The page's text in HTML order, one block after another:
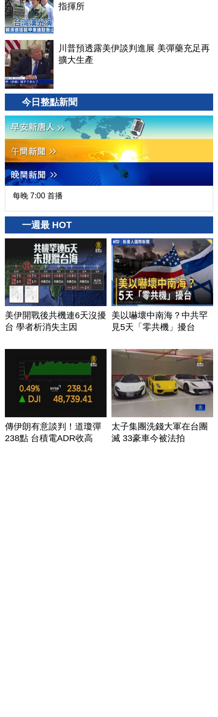
指揮所
川普預透露美伊談判進展 美彈藥充足再
擴大生產
今日整點新聞
每晚 7:00 首播
一週最 HOT
美伊開戰後共機連6天沒擾
台 學者析消失主因
美以嚇壞中南海？中共罕
見5天「零共機」擾台
傳伊朗有意談判！道瓊彈
238點 台積電ADR收高
太子集團洗錢大軍在台團
滅 33豪車今被法拍